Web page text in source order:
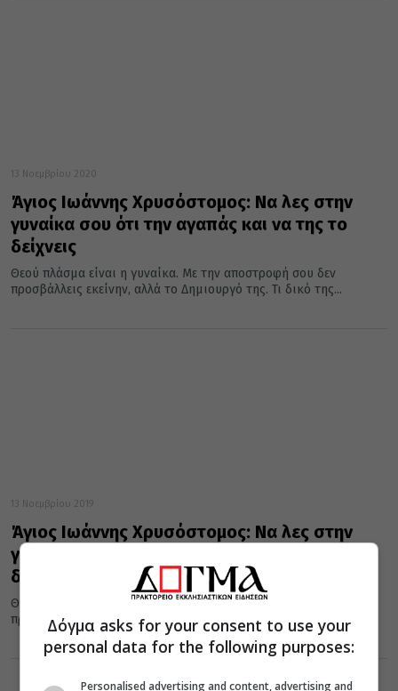
13 Νοεμβρίου 2020
Άγιος Ιωάννης Χρυσόστομος: Να λες στην
γυναίκα σου ότι την αγαπάς και να της το
δείχνεις
Θεού πλάσμα είναι η γυναίκα. Με την αποστροφή σου δεν
προσβάλλεις εκείνην, αλλά το Δημιουργό της. Τι δικό της...
13 Νοεμβρίου 2019
Άγιος Ιωάννης Χρυσόστομος: Να λες στην
γυναίκα σου ότι την αγαπάς και να της το
δείχνεις
Θεού πλάσμα είναι η γυναίκα. Με την αποστροφή σου δεν
προσβάλλεις εκείνην, αλλά το Δημιουργό της. Τι δικό της...
Δόγμα asks for your consent to use your
personal data for the following purposes:
Personalised advertising and content, advertising and